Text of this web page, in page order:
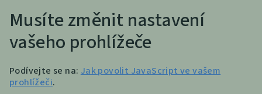
Musíte změnit nastavení
vašeho prohlížeče
Podívejte se na: Jak povolit JavaScript ve vašem
prohlížeči.